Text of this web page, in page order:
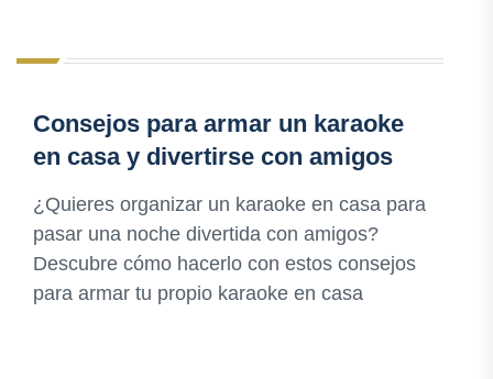
Consejos para armar un karaoke
en casa y divertirse con amigos
¿Quieres organizar un karaoke en casa para
pasar una noche divertida con amigos?
Descubre cómo hacerlo con estos consejos
para armar tu propio karaoke en casa